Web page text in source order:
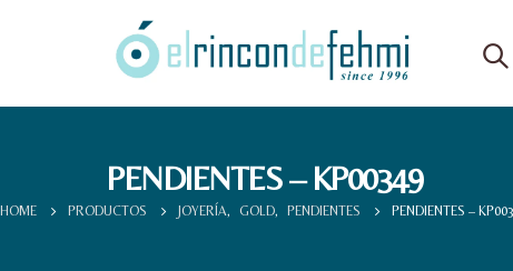
PENDIENTES – KP00349
HOME PRODUCTOS JOYERÍA, GOLD, PENDIENTES PENDIENTES –